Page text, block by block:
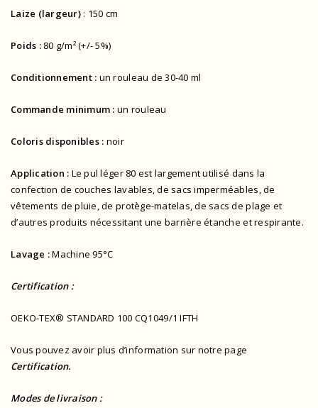
Laize (largeur): 150 cm
Poids : 80 g/m² (+/- 5%)
Conditionnement : un rouleau de 30-40 ml
Commande minimum : un rouleau
Coloris disponibles : noir
Application : Le pul léger 80 est largement utilisé dans la
confection de couches lavables, de sacs imperméables, de
vêtements de pluie, de protège-matelas, de sacs de plage et
d’autres produits nécessitant une barrière étanche et respirante.
Lavage :Machine 95°C
Certification :
OEKO-TEX® STANDARD 100 CQ1049/1 IFTH
Vous pouvez avoir plus d’information sur notre page
Certification.
Modes de livraison :